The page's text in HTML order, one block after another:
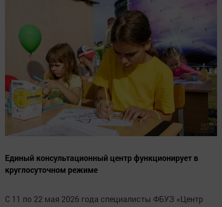
Единый консультационный центр функционирует в
круглосуточном режиме
С 11 по 22 мая 2026 года специалисты ФБУЗ «Центр